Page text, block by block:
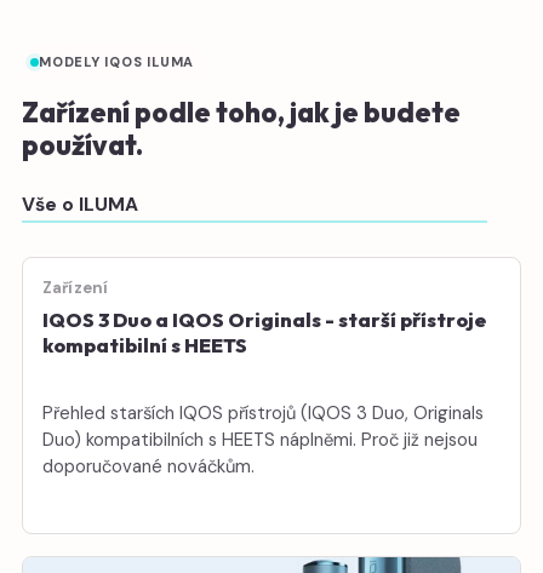
MODELY IQOS ILUMA
Zařízení podle toho, jak je budete
používat.
Vše o ILUMA
Zařízení
IQOS 3 Duo a IQOS Originals - starší přístroje
kompatibilní s HEETS
Přehled starších IQOS přístrojů (IQOS 3 Duo, Originals
Duo) kompatibilních s HEETS náplněmi. Proč již nejsou
doporučované nováčkům.